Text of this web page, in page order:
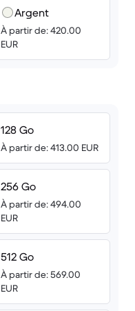
Argent
À partir de: 420.00
EUR
128 Go
À partir de: 413.00 EUR
256 Go
À partir de: 494.00
EUR
512 Go
À partir de: 569.00
EUR